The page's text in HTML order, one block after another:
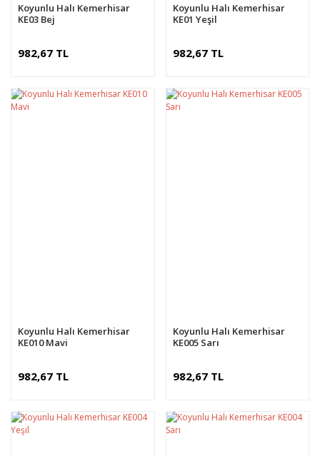
Koyunlu Halı Kemerhisar
KE03 Bej
982,67 TL
Koyunlu Halı Kemerhisar
KE01 Yeşil
982,67 TL
Koyunlu Halı Kemerhisar
KE010 Mavi
982,67 TL
Koyunlu Halı Kemerhisar
KE005 Sarı
982,67 TL